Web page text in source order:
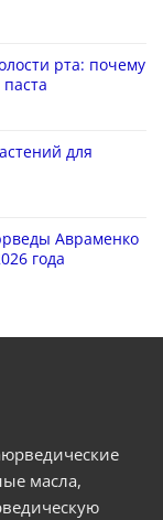
рта: почему
для
Авраменко
года
масла,